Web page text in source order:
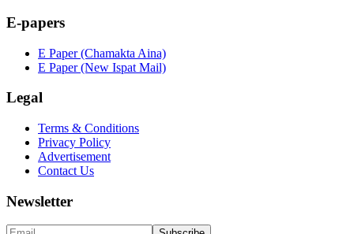
E-papers
E Paper (Chamakta Aina)
E Paper (New Ispat Mail)
Legal
Terms & Conditions
Privacy Policy
Advertisement
Contact Us
Newsletter